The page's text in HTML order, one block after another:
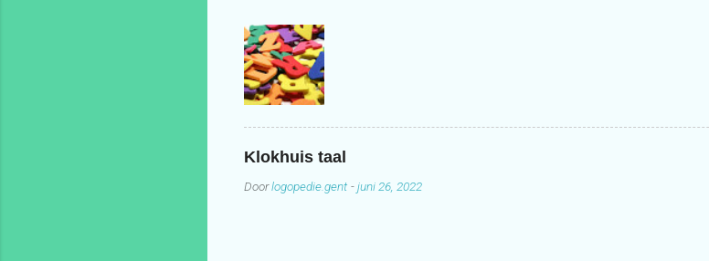
Klokhuis taal
Doorlogopedie.gent -juni 26, 2022